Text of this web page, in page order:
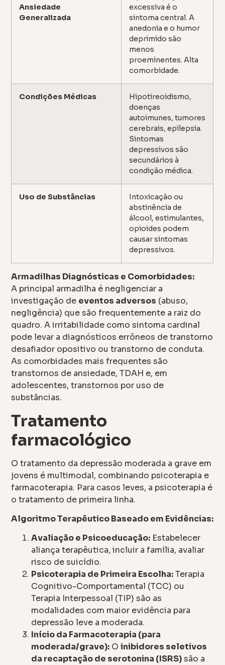
Ansiedade
Generalizada
excessiva é o
sintoma central. A
anedonia e o humor
deprimido são
menos
proeminentes. Alta
comorbidade.
Condições Médicas
Hipotireoidismo,
doenças
autoimunes, tumores
cerebrais, epilepsia.
Sintomas
depressivos são
secundários à
condição médica.
Uso de Substâncias
Intoxicação ou
abstinência de
álcool, estimulantes,
opioides podem
causar sintomas
depressivos.
Armadilhas Diagnósticas e Comorbidades:
A principal armadilha é negligenciar a
investigação de eventos adversos (abuso,
negligência) que são frequentemente a raiz do
quadro. A irritabilidade como sintoma cardinal
pode levar a diagnósticos errôneos de transtorno
desafiador opositivo ou transtorno de conduta.
As comorbidades mais frequentes são
transtornos de ansiedade, TDAH e, em
adolescentes, transtornos por uso de
substâncias.
Tratamento
farmacológico
O tratamento da depressão moderada a grave em
jovens é multimodal, combinando psicoterapia e
farmacoterapia. Para casos leves, a psicoterapia é
o tratamento de primeira linha.
Algoritmo Terapêutico Baseado em Evidências:
Avaliação e Psicoeducação: Estabelecer
aliança terapêutica, incluir a família, avaliar
risco de suicídio.
Psicoterapia de Primeira Escolha:Terapia
Cognitivo-Comportamental (TCC) ou
Terapia Interpessoal (TIP) são as
modalidades com maior evidência para
depressão leve a moderada.
Início da Farmacoterapia (para
moderada/grave): Oinibidores seletivos
da recaptação de serotonina (ISRS)são a